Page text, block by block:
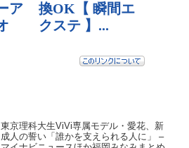
東京理科大生ViVi専属モデル・愛花、新
成人の誓い「誰かを支えられる人に」 –